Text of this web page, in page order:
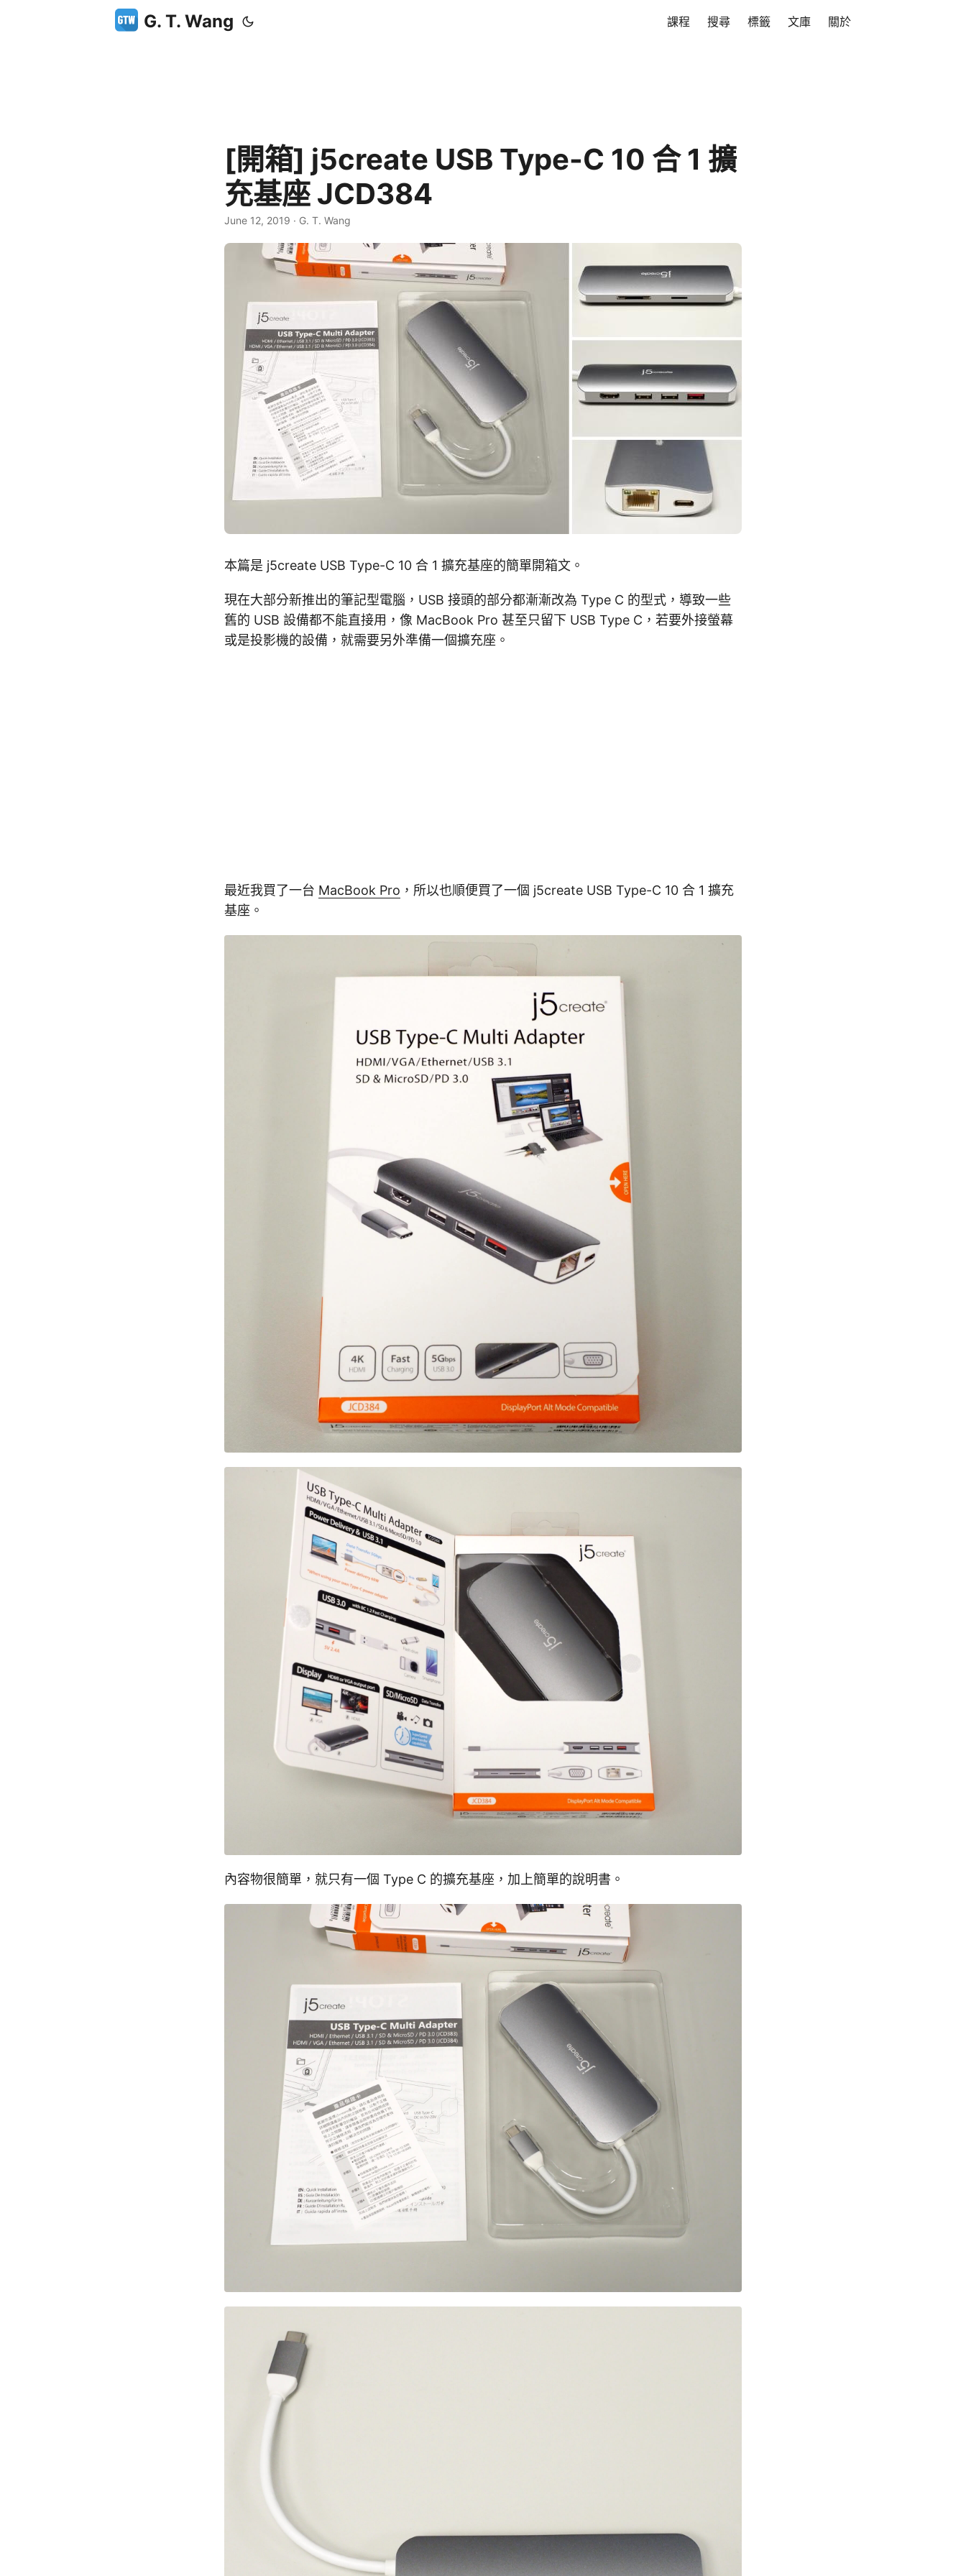
G. T. Wang 課程 搜尋 標籤 文庫 關於
[開箱] j5create USB Type-C 10 合 1 擴
充基座 JCD384
June 12, 2019 · G. T. Wang
本篇是 j5create USB Type-C 10 合 1 擴充基座的簡單開箱文。
現在大部分新推出的筆記型電腦，USB 接頭的部分都漸漸改為 Type C 的型式，導致一些
舊的 USB 設備都不能直接用，像 MacBook Pro 甚至只留下 USB Type C，若要外接螢幕
或是投影機的設備，就需要另外準備一個擴充座。
最近我買了一台 MacBook Pro ，所以也順便買了一個 j5create USB Type-C 10 合 1 擴充
基座。
內容物很簡單，就只有一個 Type C 的擴充基座，加上簡單的說明書。